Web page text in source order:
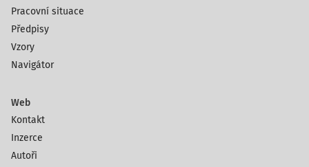
Pracovní situace
Předpisy
Vzory
Navigátor
Web
Kontakt
Inzerce
Autoři